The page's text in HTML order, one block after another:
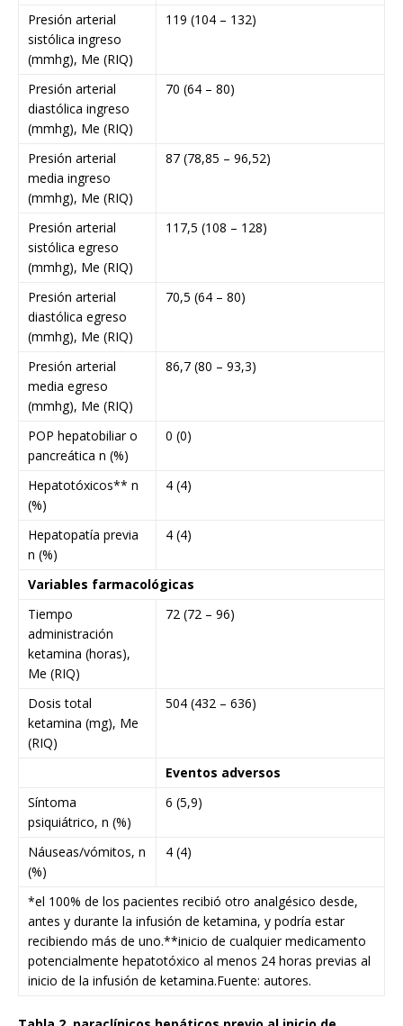
Presión arterial
sistólica ingreso
(mmhg), Me (RIQ)
119 (104 – 132)
Presión arterial
diastólica ingreso
(mmhg), Me (RIQ)
70 (64 – 80)
Presión arterial
media ingreso
(mmhg), Me (RIQ)
87 (78,85 – 96,52)
Presión arterial
sistólica egreso
(mmhg), Me (RIQ)
117,5 (108 – 128)
Presión arterial
diastólica egreso
(mmhg), Me (RIQ)
70,5 (64 – 80)
Presión arterial
media egreso
(mmhg), Me (RIQ)
86,7 (80 – 93,3)
POP hepatobiliar o
pancreática n (%)
0 (0)
Hepatotóxicos** n
(%)
4 (4)
Hepatopatía previa
n (%)
4 (4)
Variables farmacológicas
Tiempo
administración
ketamina (horas),
Me (RIQ)
72 (72 – 96)
Dosis total
ketamina (mg), Me
(RIQ)
504 (432 – 636)
Eventos adversos
Síntoma
psiquiátrico, n (%)
6 (5,9)
Náuseas/vómitos, n
(%)
4 (4)
*el 100% de los pacientes recibió otro analgésico desde,
antes y durante la infusión de ketamina, y podría estar
recibiendo más de uno.**inicio de cualquier medicamento
potencialmente hepatotóxico al menos 24 horas previas al
inicio de la infusión de ketamina.Fuente: autores.